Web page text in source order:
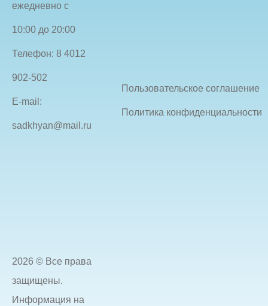
ежедневно с
10:00 до 20:00
Телефон: 8 4012
902-502
E-mail:
sadkhyan@mail.ru
2026 © Все права
защищены.
Информация на
Пользовательское соглашение
Политика конфиденциальности